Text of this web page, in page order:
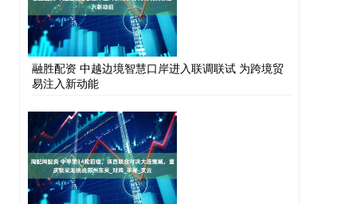
融胜配资 中越边境智慧口岸进入联调联试 为跨境贸
易注入新动能